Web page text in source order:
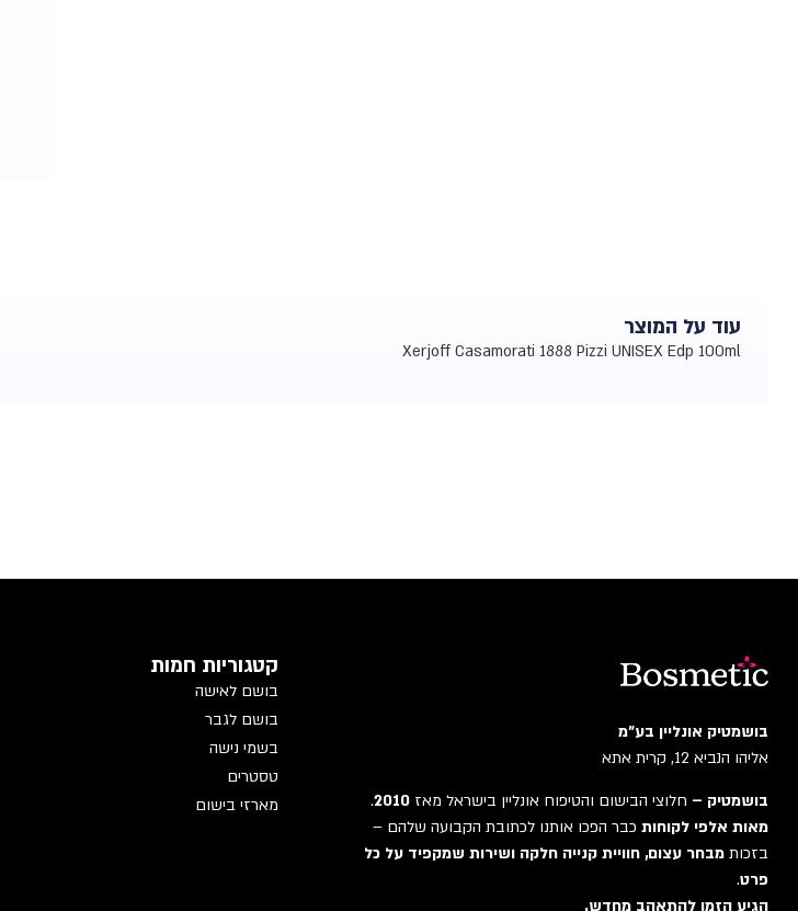
עוד על המוצר
Xerjoff Casamorati 1888 Pizzi UNISEX Edp 100ml
בושמטיק אונליין בע"מ
אליהו הנביא 12, קרית אתא
בושמטיק – חלוצי הבישום והטיפוח אונליין בישראל מאז 2010
.
מאות אלפי לקוחות כבר הפכו אותנו לכתובת הקבועה שלהם –
בזכות מבחר עצום, חוויית קנייה חלקה ושירות שמקפיד על כל
פרט.
הגיע הזמן להתאהב מחדש.
קטגוריות חמות
בושם לאישה
בושם לגבר
בשמי נישה
טסטרים
מארזי בישום